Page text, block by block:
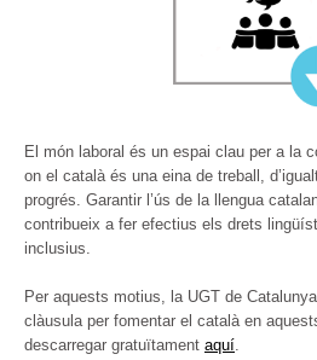
El món laboral és un espai clau per a la
on el català és una eina de treball,
progrés. Garantir l’ús de la llengua
contribueix a fer efectius els drets
inclusius.
Per aquests motius, la UGT de
clàusula per fomentar el català en
descarregar gratuïtament aquí.